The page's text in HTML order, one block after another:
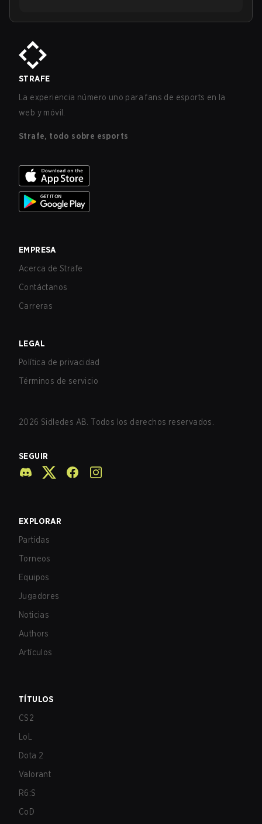
STRAFE
La experiencia número uno para fans de esports en la
web y móvil.
Strafe, todo sobre esports
EMPRESA
Acerca de Strafe
Contáctanos
Carreras
LEGAL
Política de privacidad
Términos de servicio
2026 Sidledes AB. Todos los derechos reservados.
SEGUIR
EXPLORAR
Partidas
Torneos
Equipos
Jugadores
Noticias
Authors
Artículos
TÍTULOS
CS2
LoL
Dota 2
Valorant
R6:S
CoD